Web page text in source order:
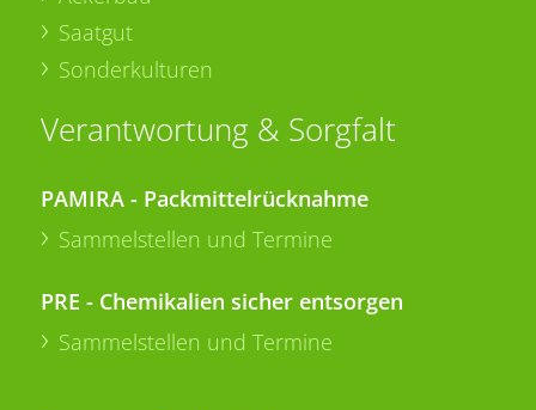
Saatgut
Sonderkulturen
Verantwortung & Sorgfalt
PAMIRA - Packmittelrücknahme
Sammelstellen und Termine
PRE - Chemikalien sicher entsorgen
Sammelstellen und Termine